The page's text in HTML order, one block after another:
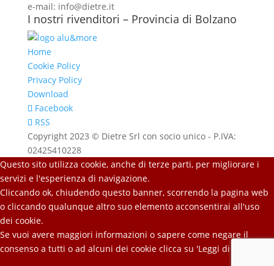
e-mail: info@dietre.it
I nostri rivenditori – Provincia di Bolzano
Home
Cookie Policy
Privacy Policy
Download
Facebook
RSS
Copyright 2023 © Dietre Srl con socio unico - P.IVA:
02425410228
Questo sito utilizza cookie, anche di terze parti, per migliorare i
servizi e l'esperienza di navigazione.
Cliccando ok, chiudendo questo banner, scorrendo la pagina web
o cliccando qualunque altro suo elemento acconsentirai all'uso
dei cookie.
Se vuoi avere maggiori informazioni o sapere come negare il
consenso a tutti o ad alcuni dei cookie clicca su 'Leggi di più'